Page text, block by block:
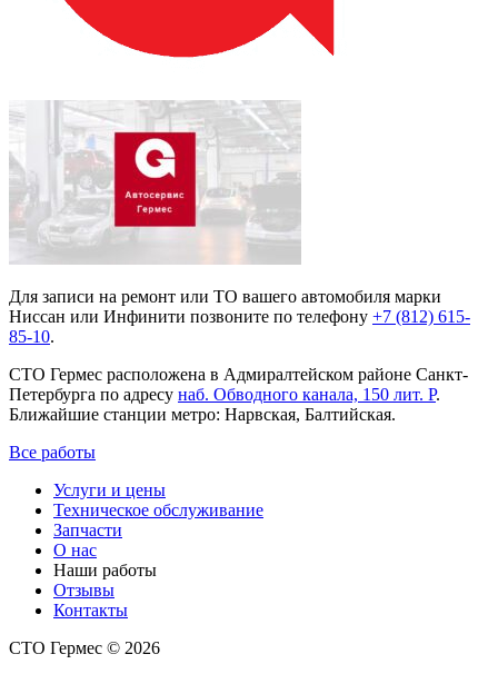
Для записи на ремонт или ТО вашего автомобиля марки
Ниссан или Инфинити позвоните по телефону +7 (812) 615-
85-10.
СТО Гермес расположена в Адмиралтейском районе Санкт-
Петербурга по адресу наб. Обводного канала, 150 лит. Р.
Ближайшие станции метро: Нарвская, Балтийская.
Все работы
Услуги и цены
Техническое обслуживание
Запчасти
О нас
Наши работы
Отзывы
Контакты
СТО Гермес © 2026